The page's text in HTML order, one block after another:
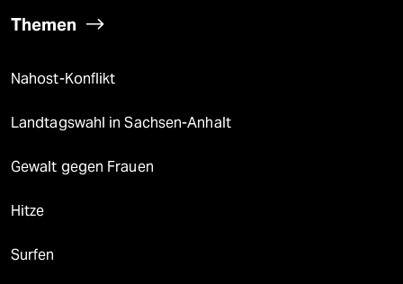
Themen
Nahost-Konflikt
Landtagswahl in Sachsen-Anhalt
Gewalt gegen Frauen
Hitze
Surfen